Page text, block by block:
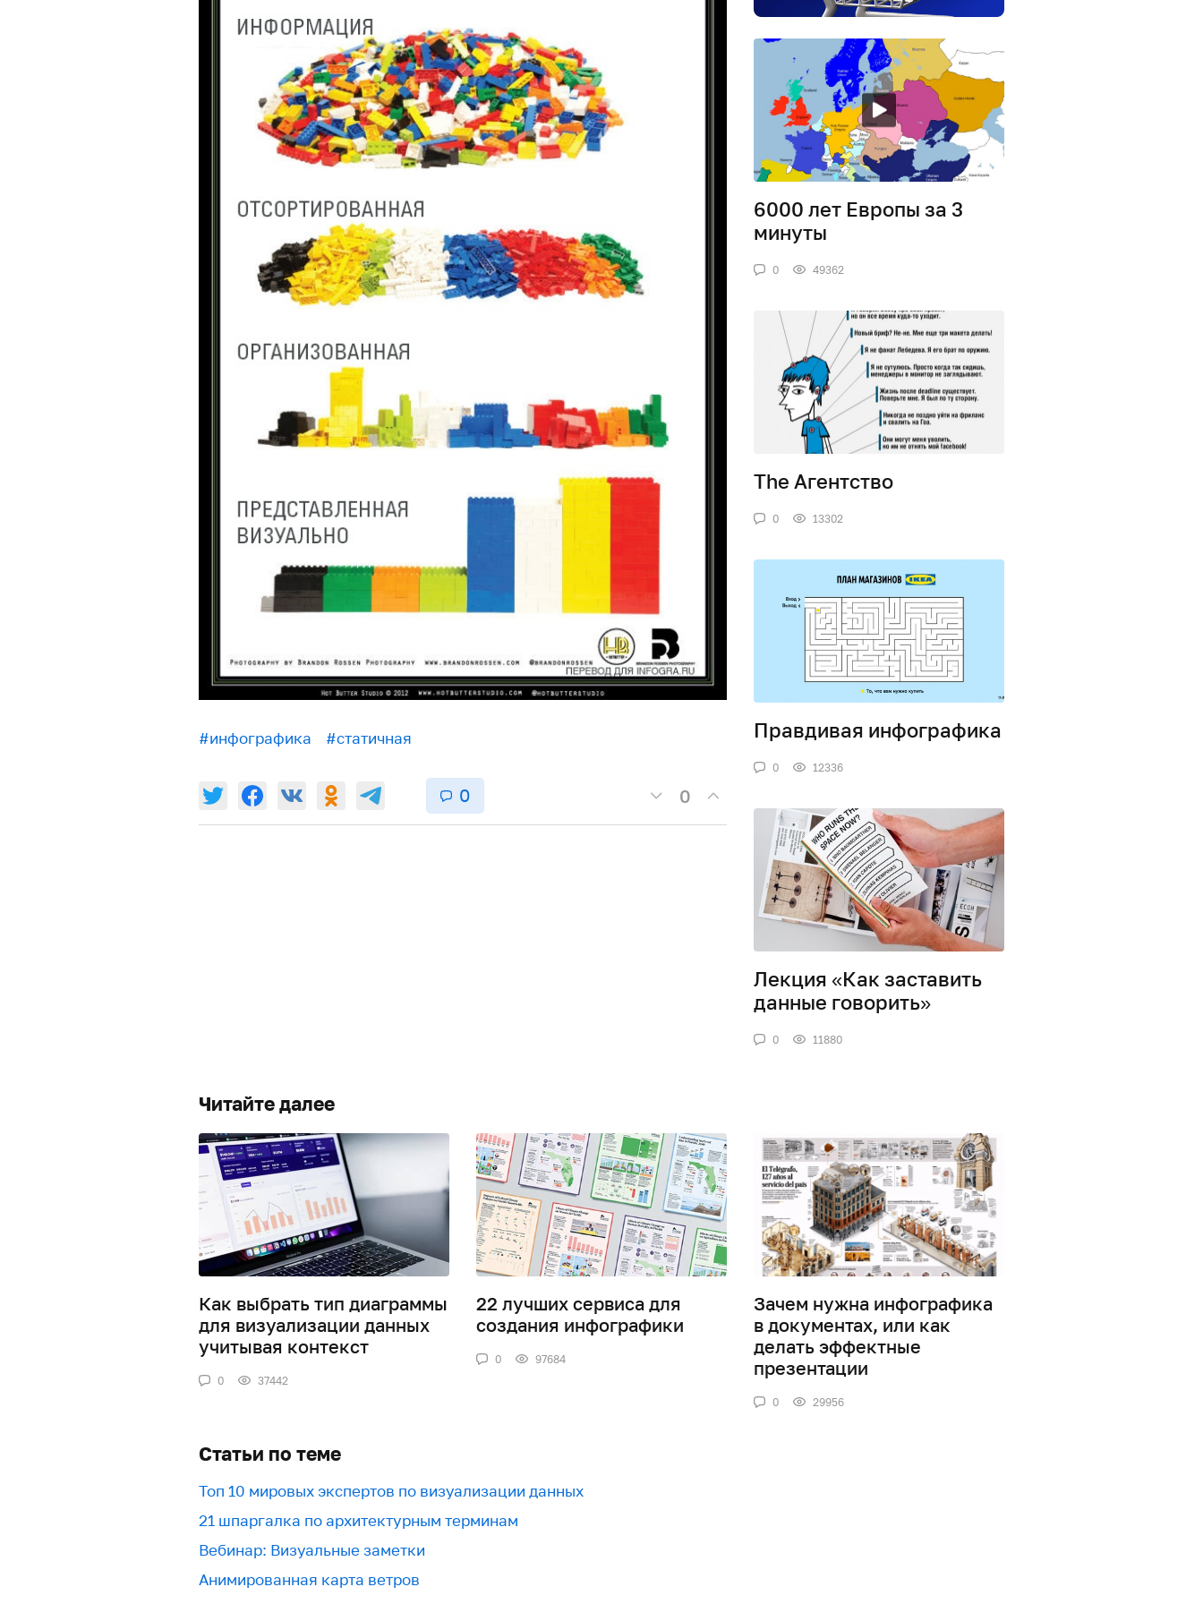
#инфографика #статичная
0 0
6000 лет Европы за 3
минуты
0 49362
The Агентство
0 13302
Правдивая инфографика
0 12336
Лекция «Как заставить
данные говорить»
0 11880
Читайте далее
Как выбрать тип диаграммы
для визуализации данных
учитывая контекст
0 37442
22 лучших сервиса для
создания инфографики
0 97684
Зачем нужна инфографика
в документах, или как
делать эффектные
презентации
0 29956
Статьи по теме
Топ 10 мировых экспертов по визуализации данных
21 шпаргалка по архитектурным терминам
Вебинар: Визуальные заметки
Анимированная карта ветров